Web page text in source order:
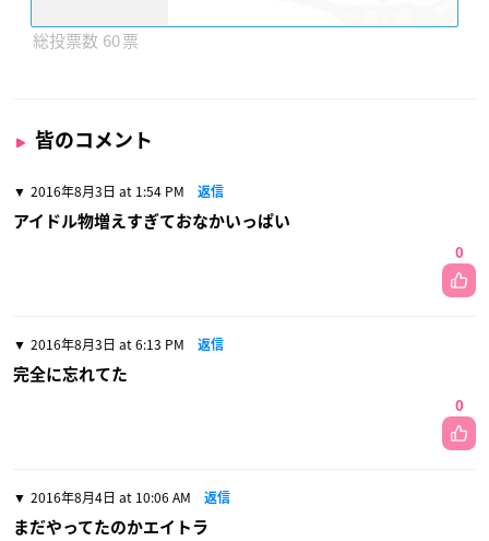
60
皆のコメント
2016年8月3日 at 1:54 PM 返信
アイドル物増えすぎておなかいっぱい
0
2016年8月3日 at 6:13 PM 返信
完全に忘れてた
0
2016年8月4日 at 10:06 AM 返信
まだやってたのかエイトラ